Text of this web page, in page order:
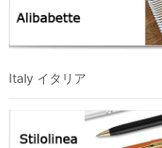
Italy イタリア